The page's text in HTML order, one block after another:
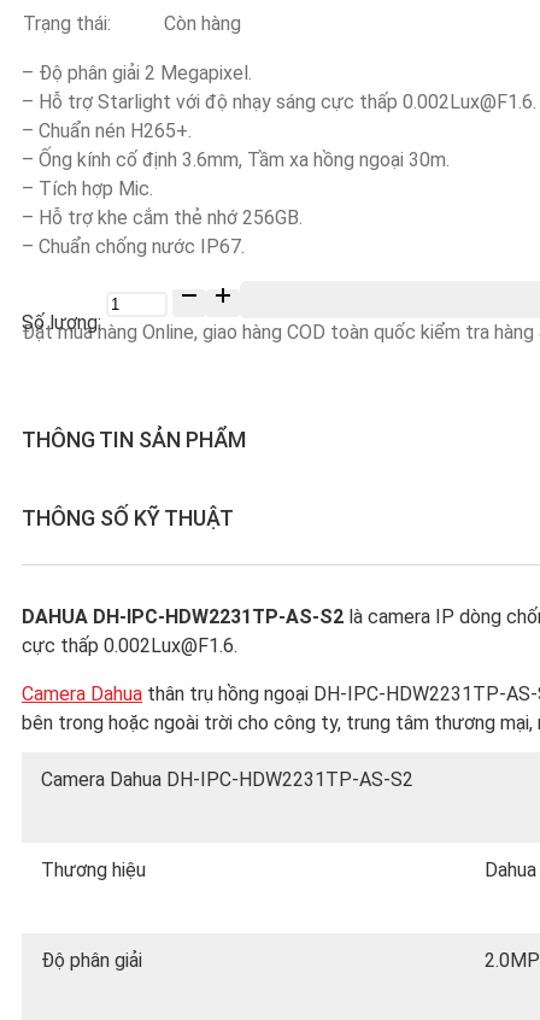
Trạng thái:
Còn hàng
– Độ phân giải 2 Megapixel.
– Hỗ trợ Starlight với độ nhạy sáng cực thấp 0.002Lux@F1.6.
– Chuẩn nén H265+.
– Ống kính cố định 3.6mm, Tầm xa hồng ngoại 30m.
– Tích hợp Mic.
– Hỗ trợ khe cắm thẻ nhớ 256GB.
– Chuẩn chống nước IP67.
Số
lượng
Đặt mua hàng Online, giao hàng COD toàn quốc kiểm tra
THÔNG TIN SẢN PHẨM
THÔNG SỐ KỸ THUẬT
DAHUA DH-IPC-HDW2231TP-AS-S2 là camera IP dòng
cực thấp 0.002Lux@F1.6.
Camera Dahua thân trụ hồng ngoại DH-IPC-HDW2231TP-
bên trong hoặc ngoài trời cho công ty, trung tâm thương
Camera Dahua DH-IPC-HDW2231TP-AS-S2
Thương hiệu Dahua
Độ phân giải 2.0MP